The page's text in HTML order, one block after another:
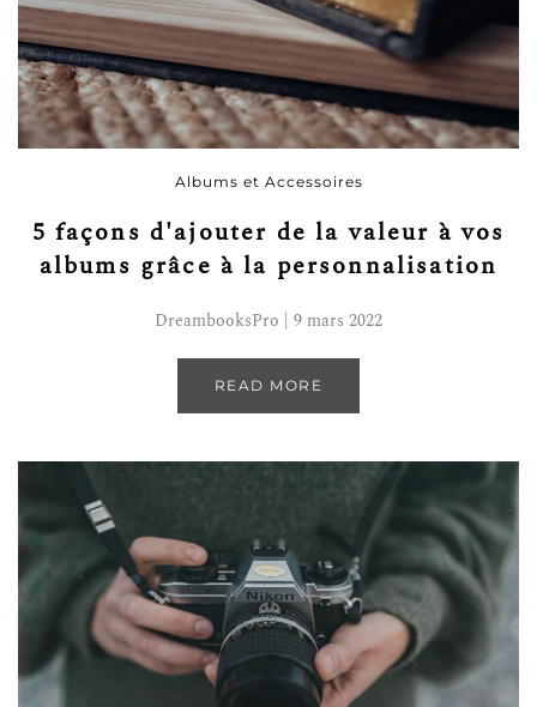
Albums et Accessoires
5 façons d'ajouter de la valeur à vos
albums grâce à la personnalisation
DreambooksPro | 9 mars 2022
READ MORE